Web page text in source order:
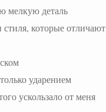
мелкую деталь
стиля, которые отличают
ударением
ускользало от меня